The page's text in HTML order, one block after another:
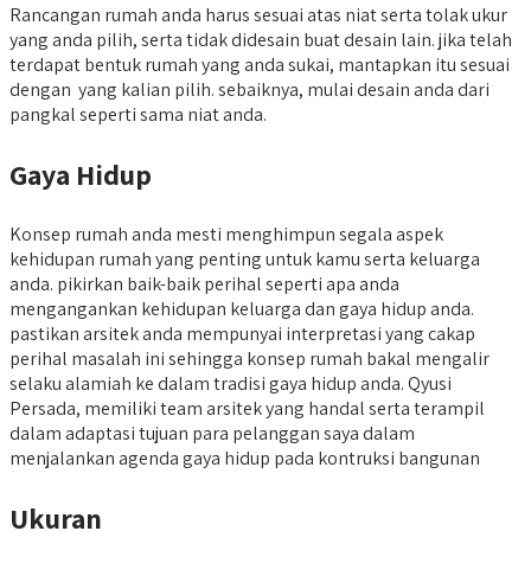
Rancangan rumah anda harus sesuai atas niat serta tolak ukur
yang anda pilih, serta tidak didesain buat desain lain. jika telah
terdapat bentuk rumah yang anda sukai, mantapkan itu sesuai
dengan yang kalian pilih. sebaiknya, mulai desain anda dari
pangkal seperti sama niat anda.
Gaya Hidup
Konsep rumah anda mesti menghimpun segala aspek
kehidupan rumah yang penting untuk kamu serta keluarga
anda. pikirkan baik-baik perihal seperti apa anda
mengangankan kehidupan keluarga dan gaya hidup anda.
pastikan arsitek anda mempunyai interpretasi yang cakap
perihal masalah ini sehingga konsep rumah bakal mengalir
selaku alamiah ke dalam tradisi gaya hidup anda. Qyusi
Persada, memiliki team arsitek yang handal serta terampil
dalam adaptasi tujuan para pelanggan saya dalam
menjalankan agenda gaya hidup pada kontruksi bangunan
Ukuran